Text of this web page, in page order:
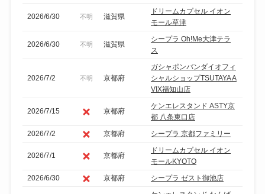
2026/6/30 不明 滋賀県
ドリームカプセル イオン
モール草津
2026/6/30 不明 滋賀県
シープラ Oh!Me大津テラ
ス
2026/7/2 不明 京都府
ガシャポンバンダイオフィ
シャルショップTSUTAYA A
VIX福知山店
2026/7/15 京都府
ケンエレスタンド ASTY京
都 八条東口店
2026/7/2
京都府 シープラ 京都ファミリー
2026/7/1 京都府
ドリームカプセル イオン
モールKYOTO
2026/6/30
京都府 シープラ ゼスト御池店